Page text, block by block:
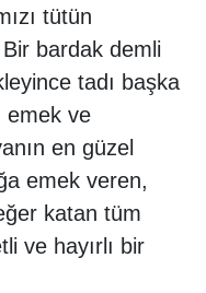
tütün
bardak demli
tadı başka
emek ve
en güzel
emek veren,
katan tüm
ve hayırlı bir